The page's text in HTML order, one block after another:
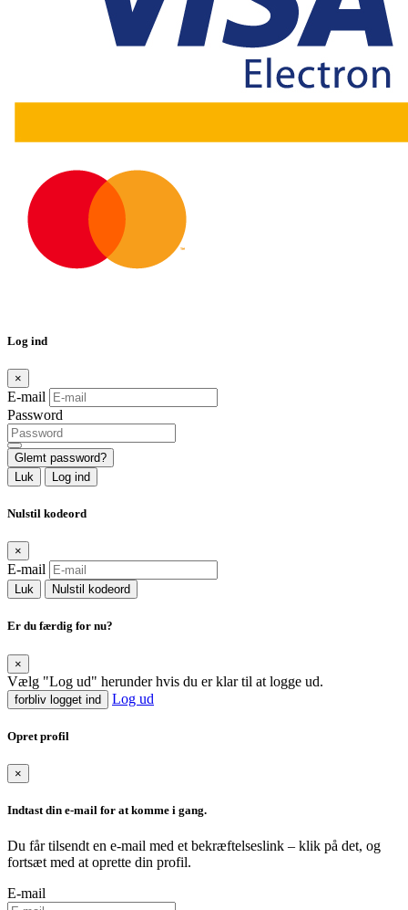
Log ind
×
E-mail
Password
Glemt password?
Luk
Log ind
Nulstil kodeord
×
E-mail
Luk Nulstil kodeord
Er du færdig for nu?
×
Vælg "Log ud" herunder hvis du er klar til at logge ud.
forbliv logget ind Log ud
Opret profil
×
Indtast din e-mail for at komme i gang.
Du får tilsendt en e-mail med et bekræftelseslink – klik på det, og
fortsæt med at oprette din profil.
E-mail